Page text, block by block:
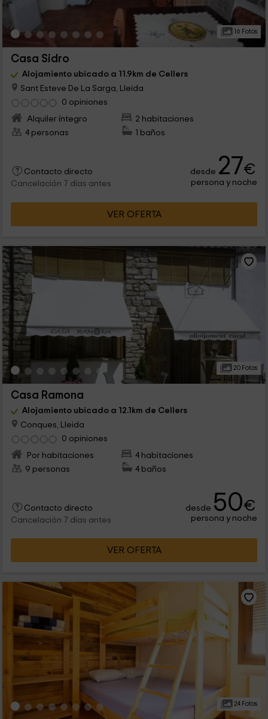
16 Fotos
Casa Sidro
Alojamiento ubicado a 11.9km de Cellers
Sant Esteve De La Sarga, Lleida
0 opiniones
Alquiler íntegro
2 habitaciones
4 personas
1 baños
Contacto directo
Cancelación 7 días antes
desde 27€
persona y noche
VER OFERTA
20 Fotos
Casa Ramona
Alojamiento ubicado a 12.1km de Cellers
Conques, Lleida
0 opiniones
Por habitaciones
4 habitaciones
9 personas
4 baños
Contacto directo
Cancelación 7 días antes
desde 50€
persona y noche
VER OFERTA
24 Fotos